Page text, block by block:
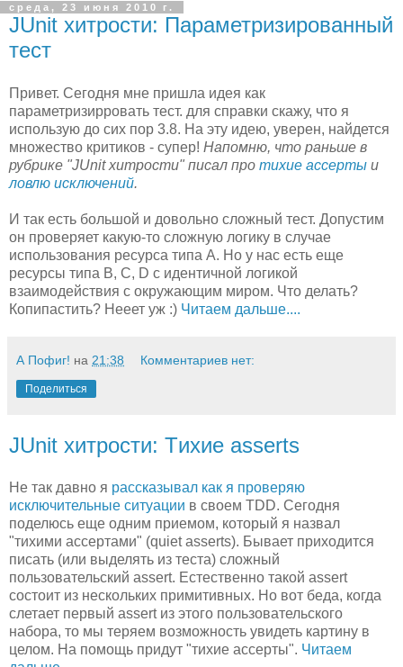
среда, 23 июня 2010 г.
JUnit хитрости: Параметризированный
тест
Привет. Сегодня мне пришла идея как
параметризирровать тест. для справки скажу, что я
использую до сих пор 3.8. На эту идею, уверен, найдется
множество критиков - супер! Напомню, что раньше в
рубрике "JUnit хитрости" писал про тихие ассерты и
ловлю исключений.
И так есть большой и довольно сложный тест. Допустим
он проверяет какую-то сложную логику в случае
использования ресурса типа А. Но у нас есть еще
ресурсы типа B, C, D с идентичной логикой
взаимодействия с окружающим миром. Что делать?
Копипастить? Нееет уж :) Читаем дальше....
А Пофиг! на 21:38 Комментариев нет:
Поделиться
JUnit хитрости: Tихие asserts
Не так давно я рассказывал как я проверяю
исключительные ситуации в своем TDD. Сегодня
поделюсь еще одним приемом, который я назвал
"тихими ассертами" (quiet asserts). Бывает приходится
писать (или выделять из теста) сложный
пользовательский assert. Естественно такой assert
состоит из нескольких примитивных. Но вот беда, когда
слетает первый assert из этого пользовательского
набора, то мы теряем возможность увидеть картину в
целом. На помощь придут "тихие ассерты". Читаем